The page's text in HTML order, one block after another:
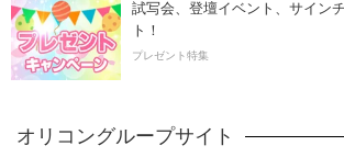
試写会、登壇イベント、サイン
ト！
プレゼント特集
オリコングループサイト